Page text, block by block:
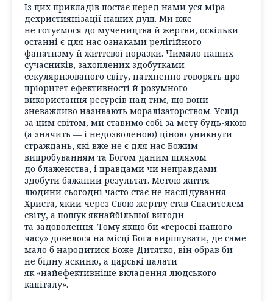
Із цих прикладів постає перед нами уся міра
дехристиянізації наших душ. Ми вже
не готуємося до мучеництва й жертви, оскільки
останні є для нас ознаками релігійного
фанатизму й життєвої поразки. Чимало наших
сучасників, захоплених здобутками
секуляризованого світу, натхненно говорять про
пріоритет ефективності й розумного
використання ресурсів над тим, що вони
зневажливо називають моралізаторством. Услід
за цим світом, ми ставимо собі за мету будь-якою
(а значить — і недозволеною) ціною уникнути
страждань, які вже не є для нас Божим
випробуванням та Богом даним шляхом
до блаженства, і правдами чи неправдами
здобути бажаний результат. Метою життя
людини сьогодні часто стає не наслідування
Христа, який через Свою жертву став Спасителем
світу, а пошук якнайбільшої вигоди
та задоволення. Тому якщо би «героєві нашого
часу» довелося на місці Бога вирішувати, де саме
мало б народитися Боже Дитятко, він обрав би
не бідну яскиню, а царські палати
як «найефективніше вкладення людського
капіталу».